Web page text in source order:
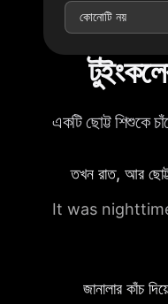
একটি ছোট্ট শিশুকে
তখন রাত, আর
It was
জানালার কাঁচ